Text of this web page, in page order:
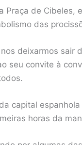
Praça de Cibeles,
das
deixarmos sair
convite à
capital
horas da